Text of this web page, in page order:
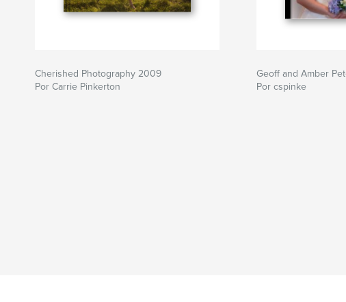
Cherished Photography 2009
Por Carrie Pinkerton
Geoff and Amber
Por cspinke